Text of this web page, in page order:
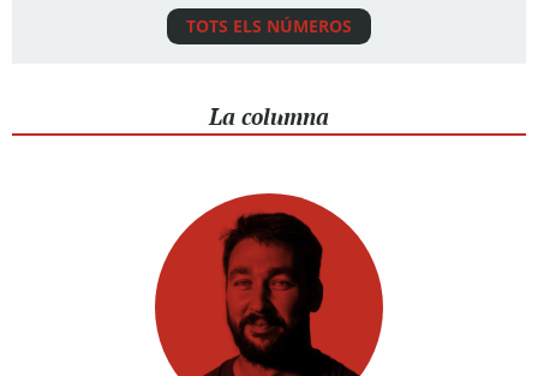
TOTS ELS NÚMEROS
La columna